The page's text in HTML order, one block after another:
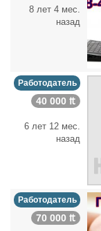
8 лет 4 мес.
назад
Работодатель
40 000 ₶
6 лет 12 мес.
назад
Работодатель
70 000 ₶